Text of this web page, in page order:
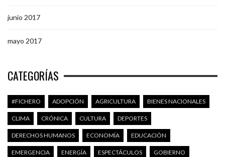
junio 2017
mayo 2017
CATEGORÍAS
#FICHERO ADOPCIÓN AGRICULTURA BIENES NACIONALES
CLIMA CRÓNICA CULTURA DEPORTES
DERECHOS HUMANOS ECONOMÍA EDUCACIÓN
EMERGENCIA ENERGÍA ESPECTÁCULOS GOBIERNO